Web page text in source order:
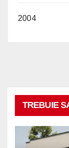
2004
TREBUIE